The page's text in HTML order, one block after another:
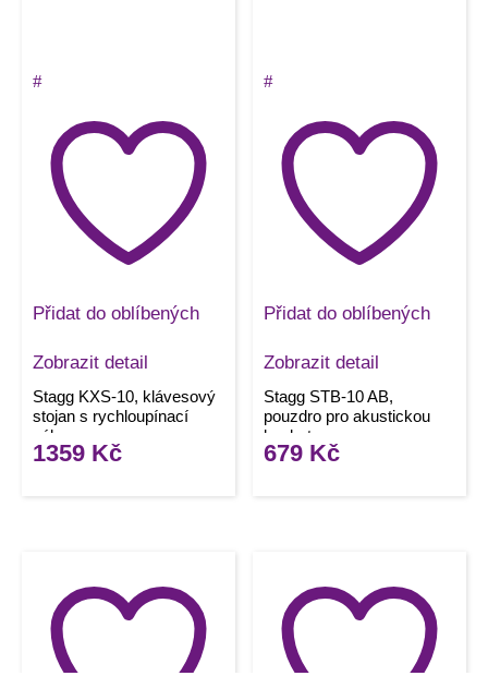
Přidat do oblíbených
Zobrazit detail
Stagg KXS-10, klávesový
stojan s rychloupínací
pákou
1359 Kč
Přidat do oblíbených
Zobrazit detail
Stagg STB-10 AB,
pouzdro pro akustickou
baskytaru
679 Kč